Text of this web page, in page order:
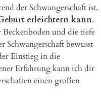
der Schwangerschaft ist,
erleichtern kann.
und die tiefe
Schwangerschaft bewusst
Einstieg in die
Erfahrung kann ich dir
einen großen